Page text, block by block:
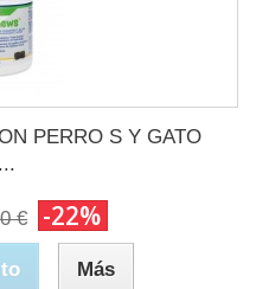
PERRO S Y GATO
€ -22%
Más